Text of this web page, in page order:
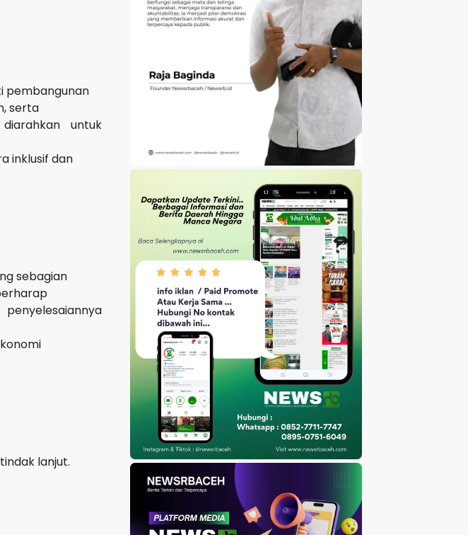
pembangunan
serta
untuk
inklusif dan
sebagian
lanjut.